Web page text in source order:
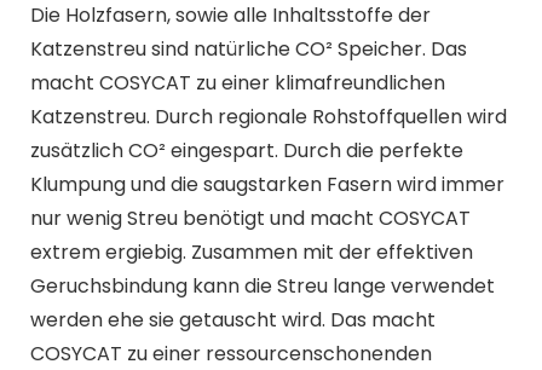
Die Holzfasern, sowie alle Inhaltsstoffe der
Katzenstreu sind natürliche CO² Speicher. Das
macht COSYCAT zu einer klimafreundlichen
Katzenstreu. Durch regionale Rohstoffquellen wird
zusätzlich CO² eingespart. Durch die perfekte
Klumpung und die saugstarken Fasern wird immer
nur wenig Streu benötigt und macht COSYCAT
extrem ergiebig. Zusammen mit der effektiven
Geruchsbindung kann die Streu lange verwendet
werden ehe sie getauscht wird. Das macht
COSYCAT zu einer ressourcenschonenden